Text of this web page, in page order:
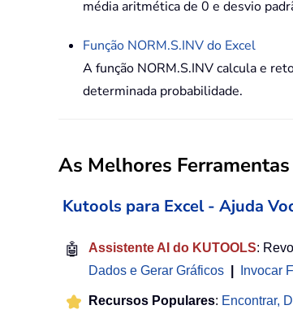
média aritmética de 0 e desvio
Função NORM.S.INVdo Excel
A função NORM.S.INV calcula e
determinada probabilidade.
As Melhores
Kutools para Excel - Ajuda
🤖 Assistente AI do KUTOOLS:
Dados e Gerar Gráficos
Invocar
Recursos Populares: Encontrar,